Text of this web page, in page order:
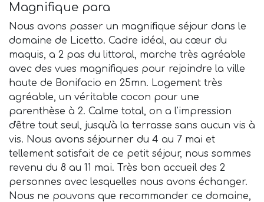
Magnifique para
Nous avons passer un magnifique séjour dans le
domaine de Licetto. Cadre idéal, au cœur du
maquis, a 2 pas du littoral, marche très agréable
avec des vues magnifiques pour rejoindre la ville
haute de Bonifacio en 25mn. Logement très
agréable, un véritable cocon pour une
parenthèse à 2. Calme total, on a l'impression
d'être tout seul, jusqu'à la terrasse sans aucun vis à
vis. Nous avons séjourner du 4 au 7 mai et
tellement satisfait de ce petit séjour, nous sommes
revenu du 8 au 11 mai. Très bon accueil des 2
personnes avec lesquelles nous avons échanger.
Nous ne pouvons que recommander ce domaine,